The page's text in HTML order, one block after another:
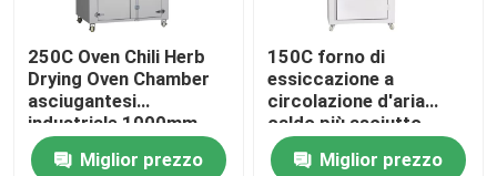
Casa
Prodotti
Chi siamo
250C Oven Chili Herb
Drying Oven Chamber
asciugantesi
industriale 1000mm
Miglior prezzo
150C forno di
essiccazione a
circolazione d'aria
caldo più asciutto
industriale
commerciale del forno
Miglior prezzo